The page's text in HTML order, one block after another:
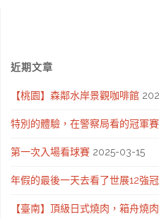
近期文章
【桃園】森鄰水岸景觀咖啡館
特別的體驗，在警察局看的冠軍賽
第一次入場看球賽 2025-03-15
年假的最後一天去看了世展12強
【臺南】頂級日式燒肉，箱舟燒肉